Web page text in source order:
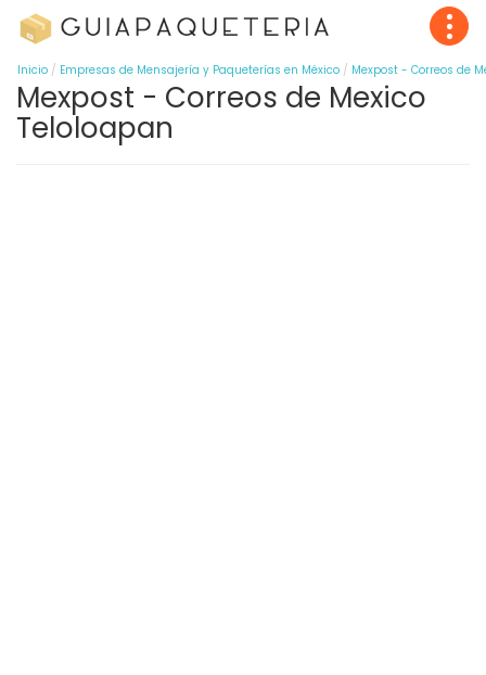
Inicio Empresas de Mensajería y Paqueterías en México Mexpost - Correos de
Mexpost - Correos de Mexico
Teloloapan